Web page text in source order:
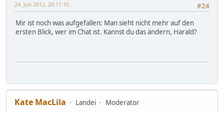
#24
24. Juli 2012, 20:11:10
Mir ist noch was aufgefallen: Man sieht nicht mehr auf den
ersten Blick, wer im Chat ist. Kannst du das ändern, Harald?
Kate MacLila Landei
Moderator